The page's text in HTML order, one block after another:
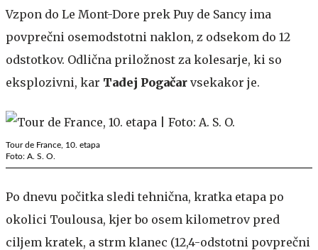
Vzpon do Le Mont-Dore prek Puy de Sancy ima
povprečni osemodstotni naklon, z odsekom do 12
odstotkov. Odlična priložnost za kolesarje, ki so
eksplozivni, kar Tadej Pogačar vsekakor je.
Tour de France, 10. etapa
Foto: A. S. O.
Po dnevu počitka sledi tehnična, kratka etapa po
okolici Toulousa, kjer bo osem kilometrov pred
ciljem kratek, a strm klanec (12,4-odstotni povprečni